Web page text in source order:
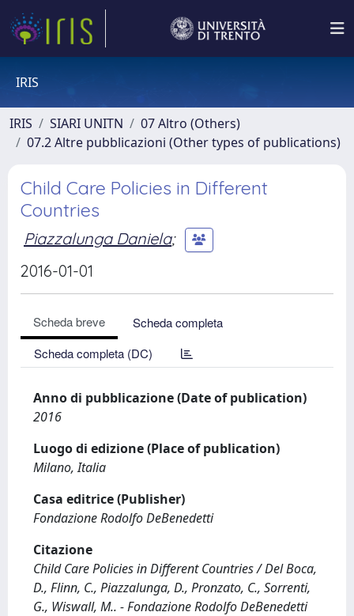
IRIS
IRIS SIARI UNITN
07 Altro (Others)
07.2 Altre pubblicazioni (Other types of publications)
Child Care Policies in Different
Countries
Piazzalunga Daniela;
2016-01-01
Scheda breve
Scheda completa
Scheda completa (DC)
Anno di pubblicazione (Date of publication)
2016
Luogo di edizione (Place of publication)
Milano, Italia
Casa editrice (Publisher)
Fondazione Rodolfo DeBenedetti
Citazione
Child Care Policies in Different Countries / Del Boca,
D., Flinn, C., Piazzalunga, D., Pronzato, C., Sorrenti,
G., Wiswall, M.. - Fondazione Rodolfo DeBenedetti